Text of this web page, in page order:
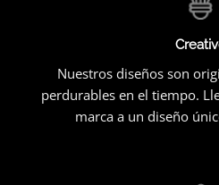
Nuestros diseños son
perdurables en el tiempo.
marca a un diseño